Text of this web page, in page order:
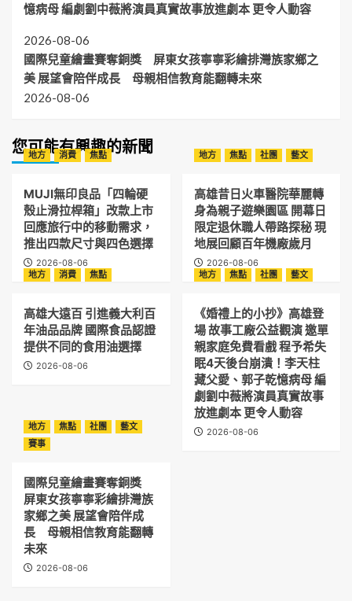
憶病母 編劇劉中薇將演員真實故事放進劇本 更令人動容
2026-08-06
國際兒童繪畫賽奪銅獎 屏東女孩寧寧彩繪排灣族家鄉之
美 展望會陪伴成長 母親相信教育能翻轉未來
2026-08-06
您可能有興趣的新聞
地方 消費 焦點
MUJI無印良品「四輪硬
殼止滑拉桿箱」改款上市
回應旅行中的移動需求，
推出四款尺寸與四色選擇
2026-08-06
地方 焦點 社團 藝文
高雄昔日火車醫院華麗轉
身為親子遊樂園區 開幕日
限定退休職人帶路探秘 現
地展回顧百年機廠歲月
2026-08-06
地方
消費 焦點
高雄大遠百 引進義大利百
年油品品牌 國際食品認證
提供不同的食用油選擇
2026-08-06
地方 焦點 社團 藝文
《婚禮上的小抄》高雄登
場 故事工廠公益觀演 邀單
親家庭免費看戲 程予希失
眠4天後台崩潰！李天柱
藏父愛、郭子乾憶病母 編
劇劉中薇將演員真實故事
放進劇本 更令人動容
2026-08-06
地方 焦點 社團
藝文
賽事
國際兒童繪畫賽奪銅獎
屏東女孩寧寧彩繪排灣族
家鄉之美 展望會陪伴成
長 母親相信教育能翻轉
未來
2026-08-06